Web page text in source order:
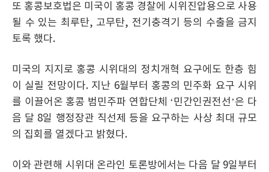
또 홍콩보호법은 미국이 홍콩 경찰에 시위진압용으로 사용
될 수 있는 최루탄, 고무탄, 전기충격기 등의 수출을 금지
토록 했다.
미국의 지지로 홍콩 시위대의 정치개혁 요구에도 한층 힘
이 실릴 전망이다. 지난 6월부터 홍콩의 민주화 요구 시위
를 이끌어온 홍콩 범민주파 연합단체 ‘민간인권전선’은 다
음 달 8일 행정장관 직선제 등을 요구하는 사상 최대 규모
의 집회를 열겠다고 밝혔다.
이와 관련해 시위대 온라인 토론방에서는 다음 달 9일부터